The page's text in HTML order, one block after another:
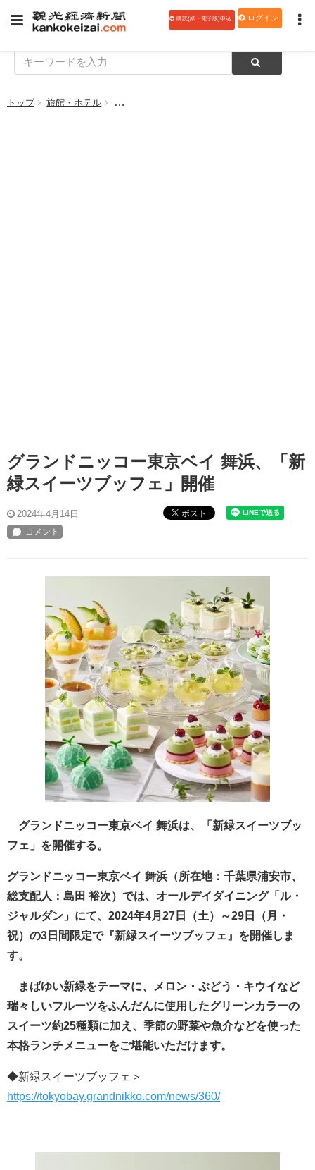
購読(紙・電子版)申込 ログイン
トップ 旅館・ホテル グランドニッコー東京ベイ 舞浜、「新緑スイー
グランドニッコー東京ベイ 舞浜、「新
緑スイーツブッフェ」開催
2024年4月14日 ポスト
グランドニッコー東京ベイ 舞浜は、「新緑スイーツブッ
フェ」を開催する。
グランドニッコー東京ベイ 舞浜（所在地：千葉県浦安市、
総支配人：島田 裕次）では、オールデイダイニング「ル・
ジャルダン」にて、2024年4月27日（土）～29日（月・
祝）の3日間限定で『新緑スイーツブッフェ』を開催しま
す。
まばゆい新緑をテーマに、メロン・ぶどう・キウイなど
瑞々しいフルーツをふんだんに使用したグリーンカラーの
スイーツ約25種類に加え、季節の野菜や魚介などを使った
本格ランチメニューをご堪能いただけます。
◆新緑スイーツブッフェ＞
https://tokyobay.grandnikko.com/news/360/